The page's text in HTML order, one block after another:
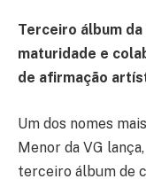
Terceiro álbum
maturidade e
de afirmação
Um dos nomes
Menor da VG
terceiro álbum de